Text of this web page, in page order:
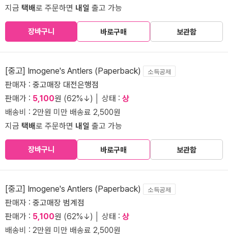
지금 택배로 주문하면 내일 출고 가능
장바구니 바로구매 보관함
[중고] Imogene's Antlers (Paperback) 소득공제
판매자 : 중고매장 대전은행점
판매가 : 5,100원 (62%↓) │ 상태 : 상
배송비 : 2만원 미만 배송료 2,500원
지금 택배로 주문하면 내일 출고 가능
장바구니 바로구매 보관함
[중고] Imogene's Antlers (Paperback) 소득공제
판매자 : 중고매장 범계점
판매가 : 5,100원 (62%↓) │ 상태 : 상
배송비 : 2만원 미만 배송료 2,500원